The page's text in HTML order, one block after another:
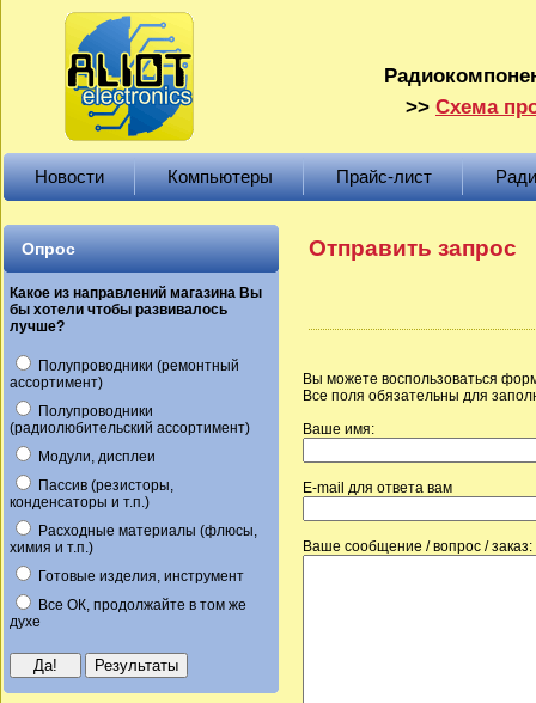
>> Схема
Новости Компьютеры Прайс-лист
Опрос
Какое из направлений магазина Вы
бы хотели чтобы развивалось
лучше?
Полупроводники (ремонтный
ассортимент)
Полупроводники
(радиолюбительский ассортимент)
Модули, дисплеи
Пассив (резисторы,
конденсаторы и т.п.)
Расходные материалы (флюсы,
химия и т.п.)
Готовые изделия, инструмент
Все ОК, продолжайте в том же
духе
Отправить запрос
Вы можете воспользоваться
Все поля обязательны для
Ваше имя:
E-mail для ответа вам
Ваше сообщение / вопрос / заказ: